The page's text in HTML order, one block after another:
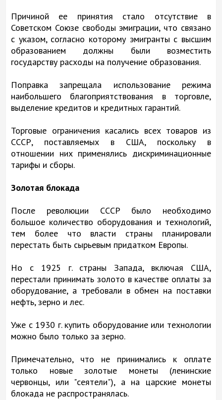
Причиной ее принятия стало отсутствие в
Советском Союзе свободы эмиграции, что связано
с указом, согласно которому эмигранты с высшим
образованием должны были возместить
государству расходы на получение образования.
Поправка запрещала использование режима
наибольшего благоприятствования в торговле,
выделение кредитов и кредитных гарантий.
Торговые ограничения касались всех товаров из
СССР, поставляемых в США, поскольку в
отношении них применялись дискриминационные
тарифы и сборы.
Золотая блокада
После революции СССР было необходимо
большое количество оборудования и технологий,
тем более что власти страны планировали
перестать быть сырьевым придатком Европы.
Но с 1925 г. страны Запада, включая США,
перестали принимать золото в качестве оплаты за
оборудование, а требовали в обмен на поставки
нефть, зерно и лес.
Уже с 1930 г. купить оборудование или технологии
можно было только за зерно.
Примечательно, что не принимались к оплате
только новые золотые монеты (ленинские
червонцы, или "сеятели"), а на царские монеты
блокада не распространялась.